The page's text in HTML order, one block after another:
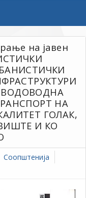
на јавен
НА
ГОЛАК,
И КО
Соопштенија